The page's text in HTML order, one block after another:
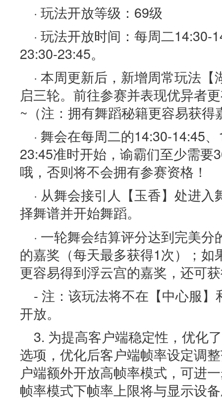
· 玩法开放等级：69级
· 玩法开放时间：每周二14:30-
23:30-23:45。
· 本周更新后，新增周常玩法
启三轮。前往参赛并表现优异者
~（注：拥有舞蹈秘籍更容易获得
· 舞会在每周二的14:30-14:45
23:45准时开始，谕霸们至少需要
哦，否则将不会拥有参赛资格！
· 从舞会接引人【玉香】处进
择舞谱并开始舞蹈。
· 一轮舞会结算评分达到完美
的嘉奖（每天最多获得1次）；如
更容易得到浮云宫的嘉奖，还可
- 注：该玩法将不在【中心服
开放。
3. 为提高客户端稳定性，优化
选项，优化后客户端帧率设定调
户端额外开放高帧率模式，可进
帧率模式下帧率上限将与显示设